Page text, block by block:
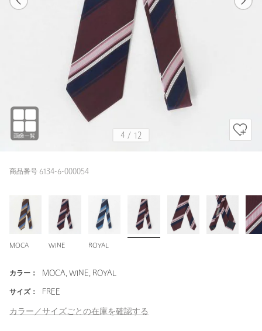
4 / 12
商品番号 6134-6-000054
MOCA WINE ROYAL
カラー： MOCA, WINE, ROYAL
サイズ： FREE
カラー／サイズごとの在庫を確認する
MOCA
1 12